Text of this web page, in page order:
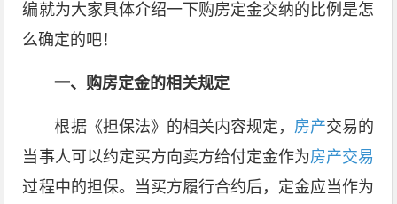
编就为大家具体介绍一下购房定金交纳的比例是怎
么确定的吧！
一、购房定金的相关规定
根据《担保法》的相关内容规定， 房产交易的
当事人可以约定买方向卖方给付定金作为房产交易
过程中的担保。当买方履行合约后，定金应当作为